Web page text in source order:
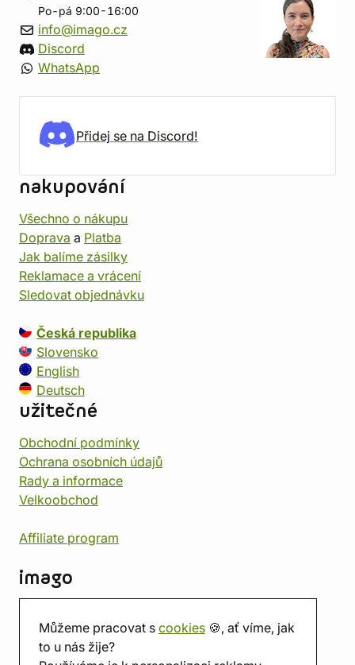
Můžeme pracovat s cookies 🍪, ať víme, jak
to u nás žije?
Po-pá 9:00-16:00
info@imago.cz
Discord
WhatsApp
Přidej se na Discord!
nakupování
Všechno o nákupu
Doprava a Platba
Jak balíme zásilky
Reklamace a vrácení
Sledovat objednávku
Česká republika
Slovensko
English
Deutsch
užitečné
Obchodní podmínky
Ochrana osobních údajů
Rady a informace
Velkoobchod
Affiliate program
imago
Prodejna
Herna